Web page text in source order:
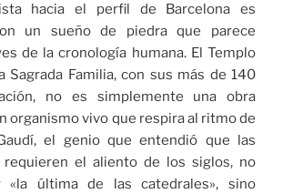
hacia el perfil de Barcelona es
un sueño de piedra que parece
de la cronología humana. El Templo
Sagrada Familia, con sus más de 140
no es simplemente una obra
organismo vivo que respira al ritmo de
el genio que entendió que las
requieren el aliento de los siglos, no
«la última de las catedrales», sino